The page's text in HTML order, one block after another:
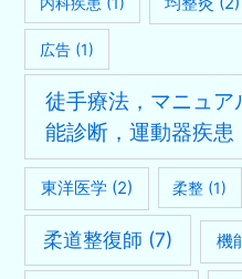
広告 (1)
徒手療法，マニュ
能診断，運動器疾患
東洋医学 (2) 柔整 (1)
柔道整復師 (7) 機